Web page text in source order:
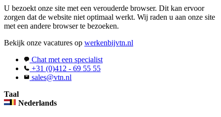
U bezoekt onze site met een verouderde browser. Dit kan ervoor
zorgen dat de website niet optimaal werkt. Wij raden u aan onze site
met een andere browser te bezoeken.
Bekijk onze vacatures op werkenbijvtn.nl
Chat met een specialist
+31 (0)412 - 69 55 55
sales@vtn.nl
Taal
Nederlands